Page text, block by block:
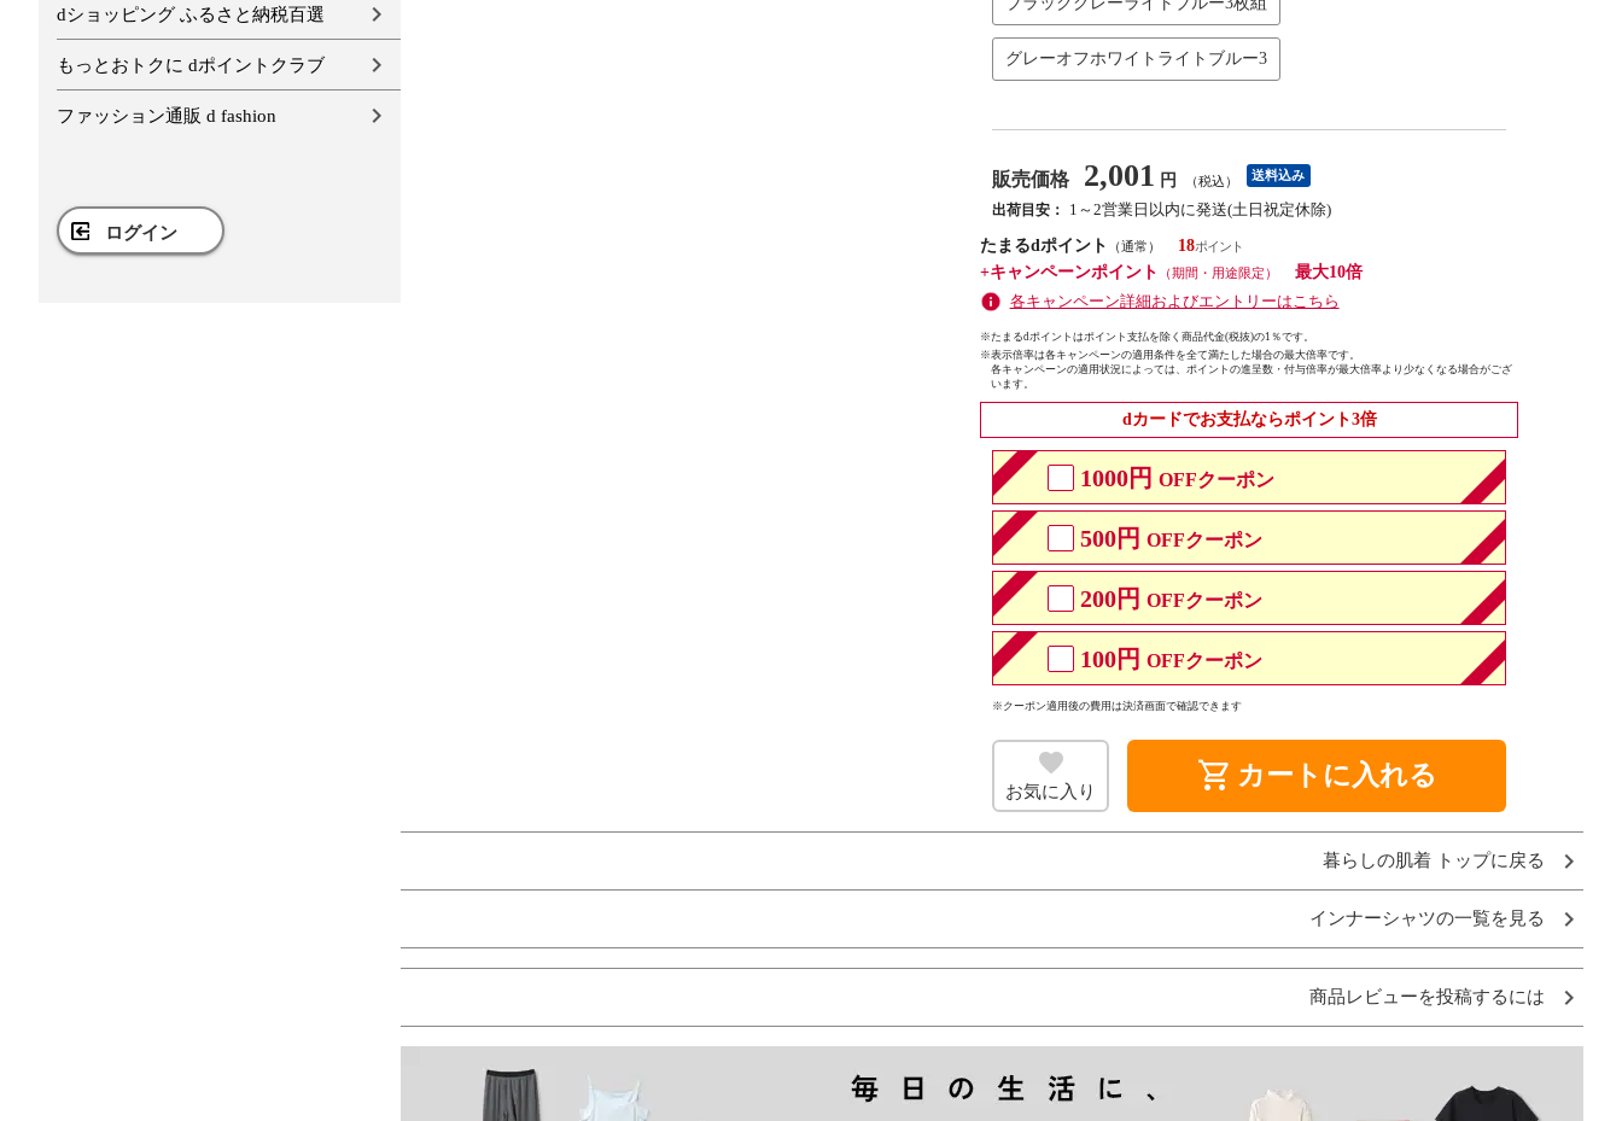
dショッピング ふるさと納税百選
もっとおトクに dポイントクラブ
ファッション通販 d fashion
ログイン
グレーオフホワイトライトブルー3
販売価格 2,001 円 （税込） 送料込み
出荷目安：
1～2営業日以内に発送(土日祝定休除)
たまるdポイント
（通常）
18
+キャンペーンポイント
（期間・用途限定）
最大10倍
各キャンペーン詳細およびエントリーはこちら
※たまるdポイントはポイント支払を除く商品代金(税抜)の1％です。
※表示倍率は各キャンペーンの適用条件を全て満たした場合の最大倍率です。
各キャンペーンの適用状況によっては、ポイントの進呈数・付与倍率が最大倍率より少なくなる場合がござ
います。
dカードでお支払ならポイント3倍
1000円 OFFクーポン
500円 OFFクーポン
200円 OFFクーポン
100円 OFFクーポン
※クーポン適用後の費用は決済画面で確認できます
お気に入り shopping_cart カートに入れる
暮らしの肌着 トップに戻る
インナーシャツの一覧を見る
商品レビューを投稿するには